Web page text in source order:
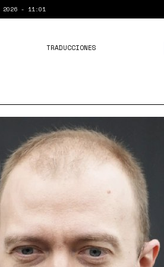
- 11:01
TRADUCCIONES